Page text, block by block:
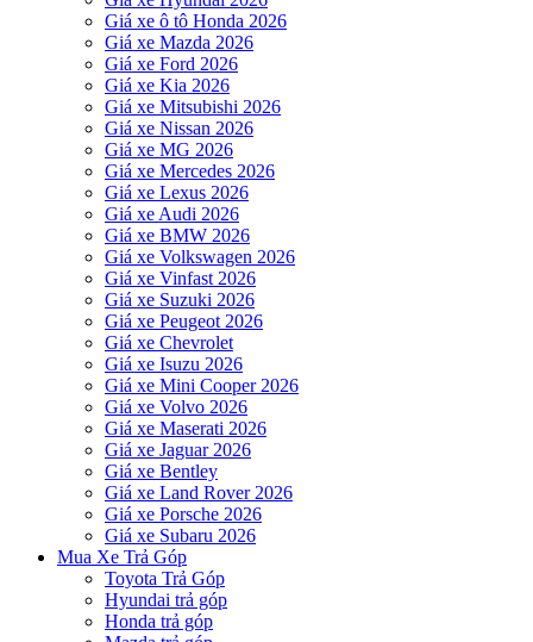
Giá xe ô tô Honda 2026
Giá xe Mazda 2026
Giá xe Ford 2026
Giá xe Kia 2026
Giá xe Mitsubishi 2026
Giá xe Nissan 2026
Giá xe MG 2026
Giá xe Mercedes 2026
Giá xe Lexus 2026
Giá xe Audi 2026
Giá xe BMW 2026
Giá xe Volkswagen 2026
Giá xe Vinfast 2026
Giá xe Suzuki 2026
Giá xe Peugeot 2026
Giá xe Chevrolet
Giá xe Isuzu 2026
Giá xe Mini Cooper 2026
Giá xe Volvo 2026
Giá xe Maserati 2026
Giá xe Jaguar 2026
Giá xe Bentley
Giá xe Land Rover 2026
Giá xe Porsche 2026
Giá xe Subaru 2026
Mua Xe Trả Góp
Toyota Trả Góp
Hyundai trả góp
Honda trả góp